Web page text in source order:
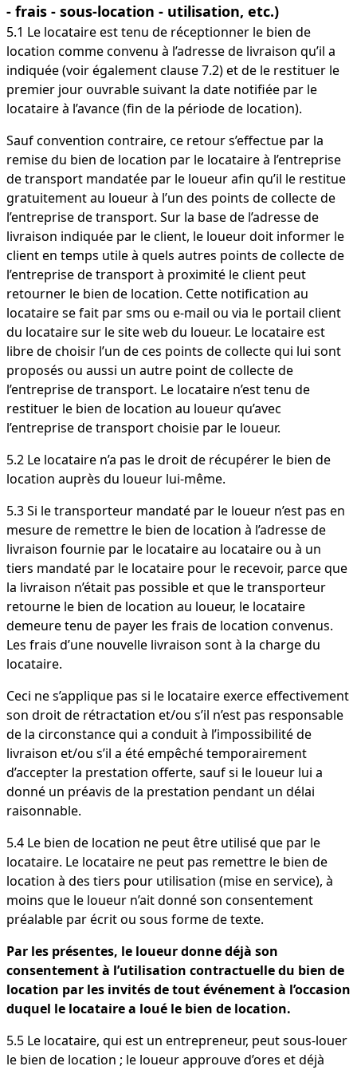
- frais - sous-location - utilisation, etc.)
5.1 Le locataire est tenu de réceptionner le bien de
location comme convenu à l’adresse de livraison qu’il a
indiquée (voir également clause 7.2) et de le restituer le
premier jour ouvrable suivant la date notifiée par le
locataire à l’avance (fin de la période de location).
Sauf convention contraire, ce retour s’effectue par la
remise du bien de location par le locataire à l’entreprise
de transport mandatée par le loueur afin qu’il le restitue
gratuitement au loueur à l’un des points de collecte de
l’entreprise de transport. Sur la base de l’adresse de
livraison indiquée par le client, le loueur doit informer le
client en temps utile à quels autres points de collecte de
l’entreprise de transport à proximité le client peut
retourner le bien de location. Cette notification au
locataire se fait par sms ou e-mail ou via le portail client
du locataire sur le site web du loueur. Le locataire est
libre de choisir l’un de ces points de collecte qui lui sont
proposés ou aussi un autre point de collecte de
l’entreprise de transport. Le locataire n’est tenu de
restituer le bien de location au loueur qu’avec
l’entreprise de transport choisie par le loueur.
5.2 Le locataire n’a pas le droit de récupérer le bien de
location auprès du loueur lui-même.
5.3 Si le transporteur mandaté par le loueur n’est pas en
mesure de remettre le bien de location à l’adresse de
livraison fournie par le locataire au locataire ou à un
tiers mandaté par le locataire pour le recevoir, parce que
la livraison n’était pas possible et que le transporteur
retourne le bien de location au loueur, le locataire
demeure tenu de payer les frais de location convenus.
Les frais d’une nouvelle livraison sont à la charge du
locataire.
Ceci ne s’applique pas si le locataire exerce effectivement
son droit de rétractation et/ou s’il n’est pas responsable
de la circonstance qui a conduit à l’impossibilité de
livraison et/ou s’il a été empêché temporairement
d’accepter la prestation offerte, sauf si le loueur lui a
donné un préavis de la prestation pendant un délai
raisonnable.
5.4 Le bien de location ne peut être utilisé que par le
locataire. Le locataire ne peut pas remettre le bien de
location à des tiers pour utilisation (mise en service), à
moins que le loueur n’ait donné son consentement
préalable par écrit ou sous forme de texte.
Par les présentes, le loueur donne déjà son
consentement à l’utilisation contractuelle du bien de
location par les invités de tout événement à l’occasion
duquel le locataire a loué le bien de location.
5.5 Le locataire, qui est un entrepreneur, peut sous-louer
le bien de location ; le loueur approuve d’ores et déjà